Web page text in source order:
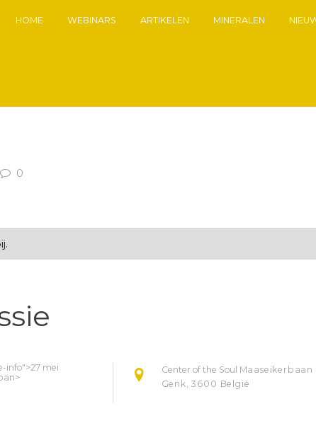
HOME WEBINARS ARTIKELEN MINERALEN
0
info">27 mei
Center of the Soul Maaseikerbaan
Genk 3600 België